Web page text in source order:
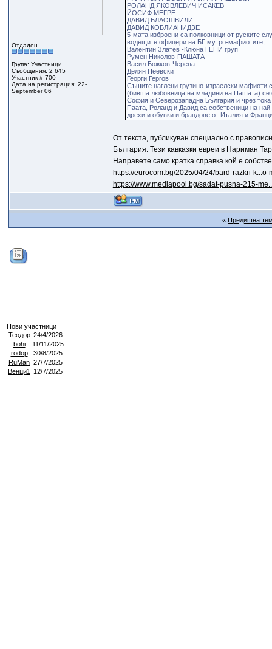
Отдаден
Група: Участници
Съобщения: 2 645
Участник # 700
Дата на регистрация: 22-
September 06
РОЛАНД ЯКОВЛЕВИЧ ИСАКЕВ
ЙОСИФ МЕГРЕ
ДАВИД БЛАОШВИЛИ
ДАВИД КОБЛИАНИДЗЕ
5-мата изброени са полковници от руските
водещите офицери на БГ мутро-мафиотите;
Валентин Златев -Клюна ГЕПИ груп
Румен Николов-ПАШАТА
Васил Божков-Черепа
Делян Пеевски
Георги Гергов
Същите наглеци грузино-израелски
(бивша любовница на младини на Пашата) се
София и Северозападна България и чрез
Паата, Роланд и Давид са собственици на
дрехи и обувки и брандове от Италия и
От текста, публикуван специално с
България. Тези кавказки евреи в Нариман
Направете само кратка справка кой е
https://eurocom.bg/2025/04/24/bard-razkri-k...o-
https://www.mediapool.bg/sadat-pusna-215-
« Предишна
Нови участници
Теодор 24/4/2026
bohi
11/11/2025
rodop
30/8/2025
RuMan 27/7/2025
Венци1
12/7/2025